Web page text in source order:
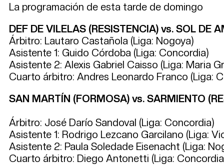
La programación de esta tarde de domingo
DEF DE VILELAS (RESISTENCIA) vs. SOL DE
Árbitro: Lautaro Castañola (Liga: Nogoya)
Asistente 1: Guido Córdoba (Liga: Concordia)
Asistente 2: Alexis Gabriel Caisso (Liga: Maria
Cuarto árbitro: Andres Leonardo Franco (Liga:
SAN MARTÍN (FORMOSA) vs. SARMIENTO
Árbitro: José Darío Sandoval (Liga: Concordia)
Asistente 1: Rodrigo Lezcano Garcilano (Liga:
Asistente 2: Paula Soledade Eisenacht (Liga:
Cuarto árbitro: Diego Antonetti (Liga: